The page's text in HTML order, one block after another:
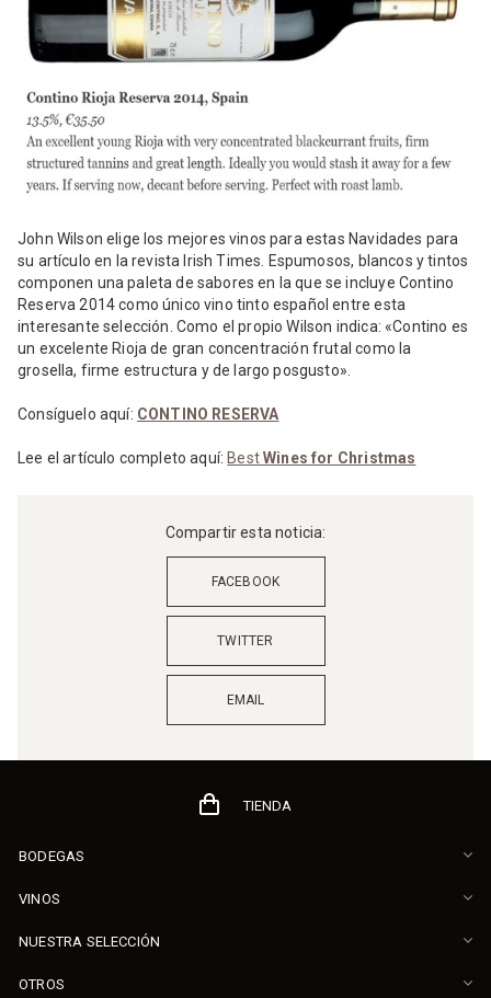
John Wilson elige los mejores vinos para estas Navidades para
su artículo en la revista Irish Times. Espumosos, blancos y tintos
componen una paleta de sabores en la que se incluye Contino
Reserva 2014 como único vino tinto español entre esta
interesante selección. Como el propio Wilson indica: «Contino es
un excelente Rioja de gran concentración frutal como la
grosella, firme estructura y de largo posgusto».
Consíguelo aquí: CONTINO RESERVA
Lee el artículo completo aquí:BestWines for Christmas
Compartir esta noticia:
FACEBOOK
TWITTER
EMAIL
BODEGAS
VINOS
NUESTRA SELECCIÓN
OTROS
TIENDA